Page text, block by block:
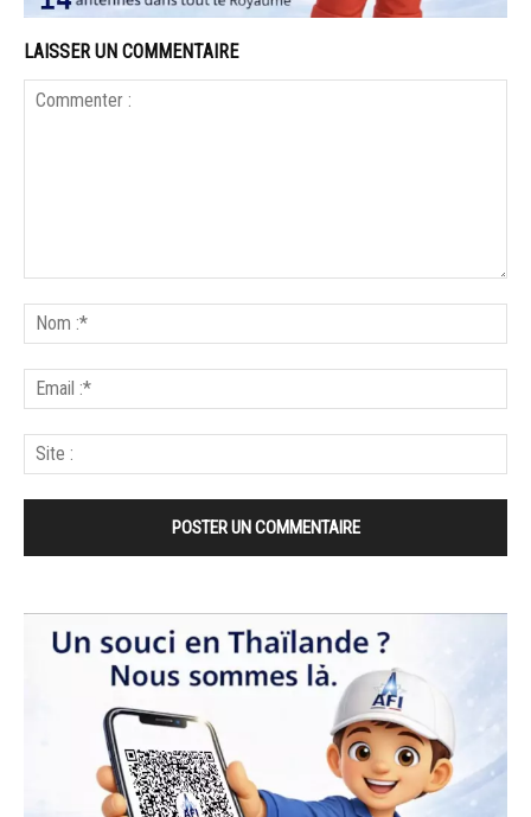
LAISSER UN COMMENTAIRE